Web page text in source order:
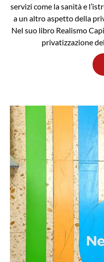
servizi come la sanità e
a un altro aspetto della
Nel suo libro Realismo
privatizzazione